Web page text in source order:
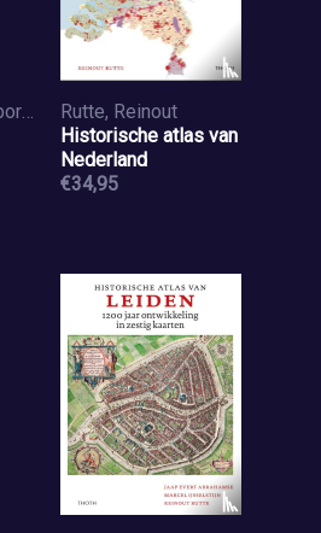
Inklaar, Frank, Kranenborg, Henry, Reezigt, Herman
Rutte, Reinout
Historische atlas van
Nederland
€34,95